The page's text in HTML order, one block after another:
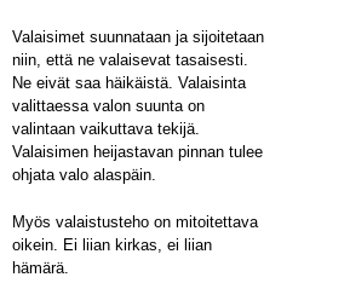
Valaisimet suunnataan ja sijoitetaan
niin, että ne valaisevat tasaisesti.
Ne eivät saa häikäistä. Valaisinta
valittaessa valon suunta on
valintaan vaikuttava tekijä.
Valaisimen heijastavan pinnan tulee
ohjata valo alaspäin.
Myös valaistusteho on mitoitettava
oikein. Ei liian kirkas, ei liian
hämärä.